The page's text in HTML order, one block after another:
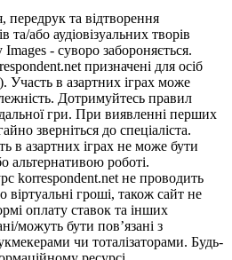
передрук та відтворення
та/або аудіовізуальних творів
- суворо забороняється.
призначені для осіб
Участь в азартних іграх може
Дотримуйтесь правил
гри. При виявленні перших
зверніться до спеціаліста.
в азартних іграх не може бути
альтернативою роботі.
korrespondent.net не проводить
віртуальні гроші, також сайт не
оплату ставок та інших
можуть бути пов’язані з
чи тоталізаторами. Будь-